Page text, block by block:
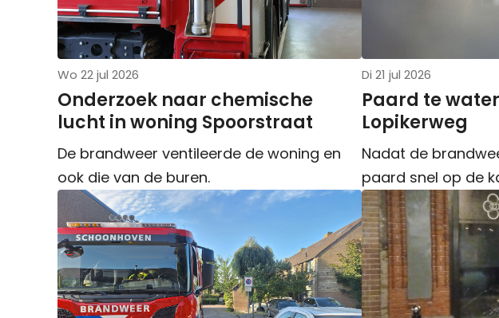
Wo 22 jul 2026
Onderzoek naar chemische
lucht in woning Spoorstraat
De brandweer ventileerde de woning en
ook die van de buren.
Di 21 jul 2026
Paard te
Lopikerweg
Nadat de
paard snel op de